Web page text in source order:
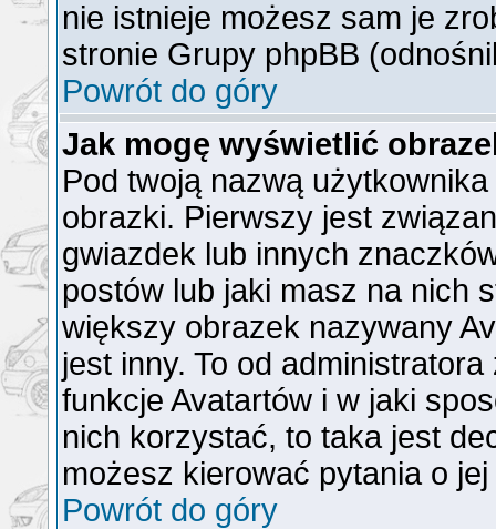
nie istnieje możesz sam je
stronie Grupy phpBB
Powrót do góry
Jak mogę wyświetlić
Pod twoją nazwą
obrazki. Pierwszy jest
gwiazdek lub innych
postów lub jaki masz na nich
większy obrazek nazywany
jest inny. To od
funkcje Avatartów i w jaki
nich korzystać, to taka jest
możesz kierować pytania o
Powrót do góry